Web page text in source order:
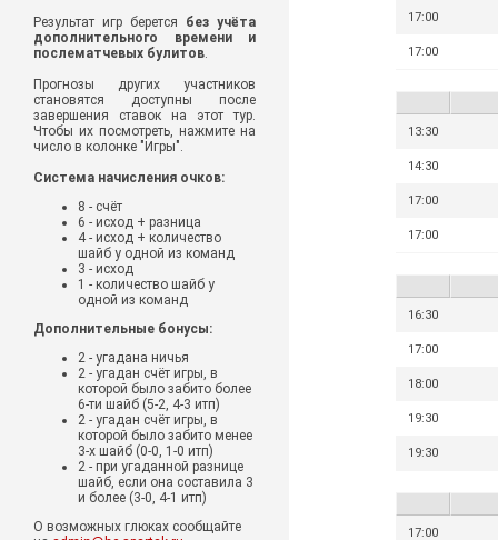
Результат игр берется без учёта
дополнительного времени и
послематчевых булитов.
Прогнозы других участников
становятся доступны после
завершения ставок на этот тур.
Чтобы их посмотреть, нажмите на
число в колонке "Игры".
Система начисления очков:
8 - счёт
6 - исход + разница
4 - исход + количество
шайб у одной из команд
3 - исход
1 - количество шайб у
одной из команд
Дополнительные бонусы:
2 - угадана ничья
2 - угадан счёт игры, в
которой было забито более
6-ти шайб (5-2, 4-3 итп)
2 - угадан счёт игры, в
которой было забито менее
3-х шайб (0-0, 1-0 итп)
2 - при угаданной разнице
шайб, если она составила 3
и более (3-0, 4-1 итп)
О возможных глюках сообщайте
17:00
17:00
13:30
14:30
17:00
17:00
16:30
17:00
18:00
19:30
19:30
17:00